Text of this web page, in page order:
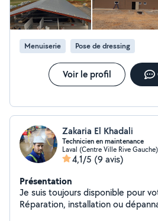
Menuiserie Pose de dressing
Voir le profil
Zakaria El Khadali
Technicien en maintenance
Laval (Centre Ville Rive Gauche)
4,1/5 (9 avis)
Présentation
Je suis toujours disponible pour
Réparation, installation ou